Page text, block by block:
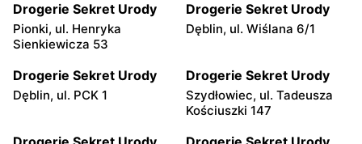
Drogerie Sekret Urody
Pionki, ul. Henryka
Sienkiewicza 53
Drogerie Sekret Urody
Dęblin, ul. Wiślana 6/1
Drogerie Sekret Urody
Dęblin, ul. PCK 1
Drogerie Sekret Urody
Szydłowiec, ul. Tadeusza
Kościuszki 147